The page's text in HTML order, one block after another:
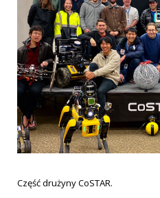
Część drużyny CoSTAR.